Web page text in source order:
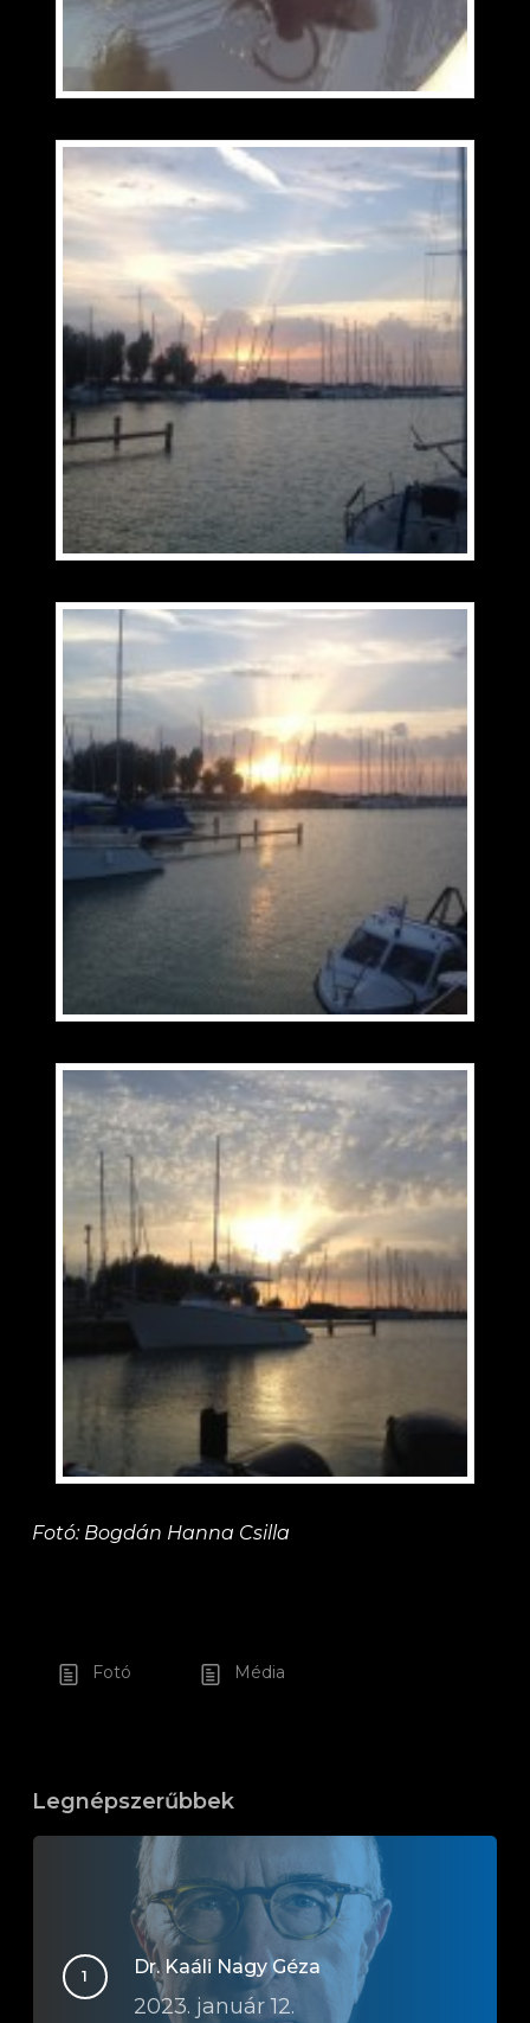
Fotó: Bogdán Hanna Csilla
Fotó Média
Legnépszerűbbek
Dr. Kaáli Nagy Géza
2023. január 12.